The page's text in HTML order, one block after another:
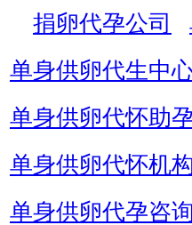
捐卵代孕公司
单身供卵代生中
单身供卵代怀助
单身供卵代怀机构
单身供卵代孕咨询